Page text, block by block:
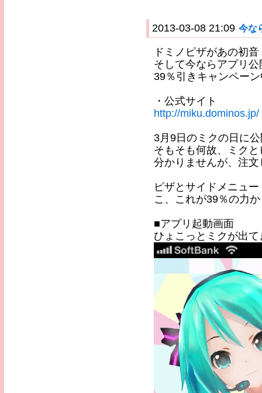
2013-03-08 21:09 今な
ドミノピザがあの初
そして今ならアプリ
39％引きキャンペー
・公式サイト
http://miku.dominos.jp/
3月9日のミクの日に
そもそも何故、ミク
分かりませんが、注
ピザとサイドメニュ
こ、これが39％の力
■アプリ起動画面
ひょこっとミクが出